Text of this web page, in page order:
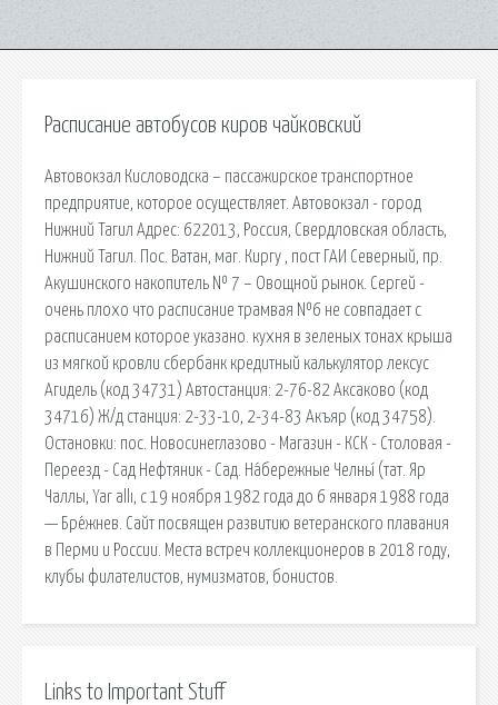
Расписание автобусов киров чайковский
Автовокзал Кисловодска – пассажирское транспортное
предприятие, которое осуществляет. Автовокзал - город
Нижний Тагил Адрес: 622013, Россия, Свердловская область,
Нижний Тагил. Пос. Ватан, маг. Киргу , пост ГАИ Северный, пр.
Акушинского накопитель № 7 – Овощной рынок. Сергей -
очень плохо что расписание трамвая №6 не совпадает с
расписанием которое указано. кухня в зеленых тонах крыша
из мягкой кровли сбербанк кредитный калькулятор лексус
Агидель (код 34731) Автостанция: 2-76-82 Аксаково (код
34716) Ж/д станция: 2-33-10, 2-34-83 Акъяр (код 34758).
Остановки: пос. Новосинеглазово - Магазин - КСК - Столовая -
Переезд - Сад Нефтяник - Сад. На́бережные Челны́ (тат. Яр
Чаллы, Yar allı, с 19 ноября 1982 года до 6 января 1988 года
— Бре́жнев. Сайт посвящен развитию ветеранского плавания
в Перми и России. Места встреч коллекционеров в 2018 году,
клубы филателистов, нумизматов, бонистов.
Links to Important Stuff